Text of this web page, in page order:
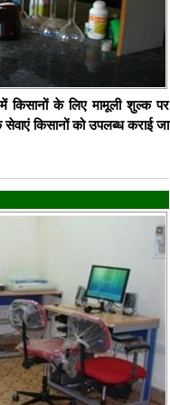
में किसानों के लिए मामूली शुल्क पर
सेवाएं किसानों को उपलब्ध कराई जा